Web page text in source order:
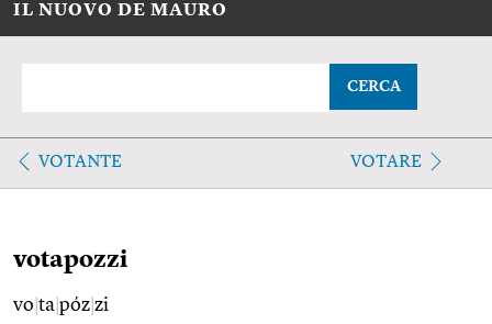
IL NUOVO DE MAURO
CERCA
VOTANTE VOTARE
votapozzi
vo ta póz zi